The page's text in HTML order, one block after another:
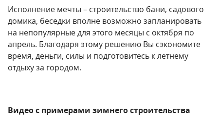
Исполнение мечты – строительство бани, садового
домика, беседки вполне возможно запланировать
на непопулярные для этого месяцы с октября по
апрель. Благодаря этому решению Вы сэкономите
время, деньги, силы и подготовитесь к летнему
отдыху за городом.
Видео с примерами зимнего строительства